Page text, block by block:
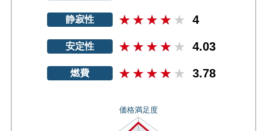
静寂性 4
安定性 4.03
燃費 3.78